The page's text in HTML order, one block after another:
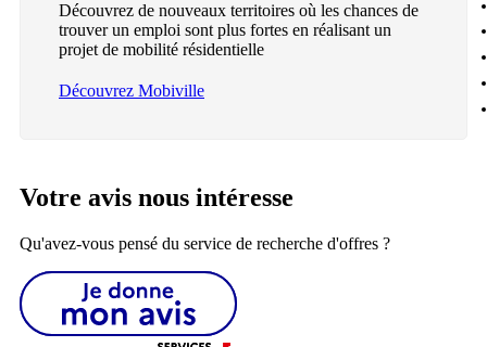
Découvrez de nouveaux territoires où les chances de
trouver un emploi sont plus fortes en réalisant un
projet de mobilité résidentielle
Découvrez Mobiville
Votre avis nous intéresse
Qu'avez-vous pensé du service de recherche d'offres ?